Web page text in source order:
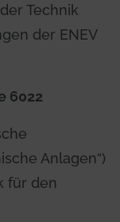
Technik
der ENEV
6022
Anlagen“)
für den